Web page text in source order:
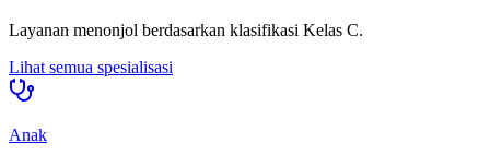
Layanan menonjol berdasarkan klasifikasi Kelas C.
Lihat semua spesialisasi
Anak